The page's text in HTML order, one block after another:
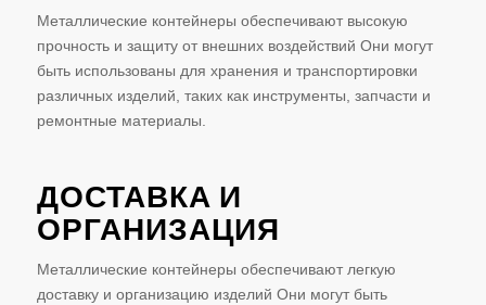
Металлические контейнеры обеспечивают высокую
прочность и защиту от внешних воздействий Они могут
быть использованы для хранения и транспортировки
различных изделий, таких как инструменты, запчасти и
ремонтные материалы.
ДОСТАВКА И
ОРГАНИЗАЦИЯ
Металлические контейнеры обеспечивают легкую
доставку и организацию изделий Они могут быть